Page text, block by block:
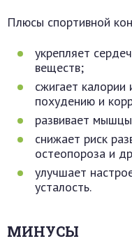
Плюсы спортивной
укрепляет
веществ;
сжигает калории
похудению и
развивает
снижает риск
остеопороза и
улучшает
усталость.
МИНУСЫ